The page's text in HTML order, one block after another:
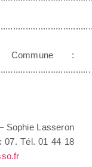
:
Sophie Lasseron
07. Tél. 01 44 18